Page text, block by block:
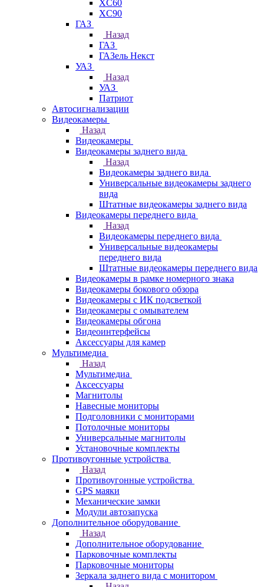
XC60
XC90
ГАЗ
Назад
ГАЗ
ГАЗель Некст
УАЗ
Назад
УАЗ
Патриот
Автосигнализации
Видеокамеры
Назад
Видеокамеры
Видеокамеры заднего вида
Назад
Видеокамеры заднего вида
Универсальные видеокамеры заднего
вида
Штатные видеокамеры заднего вида
Видеокамеры переднего вида
Назад
Видеокамеры переднего вида
Универсальные видеокамеры
переднего вида
Штатные видеокамеры переднего вида
Видеокамеры в рамке номерного знака
Видеокамеры бокового обзора
Видеокамеры с ИК подсветкой
Видеокамеры с омывателем
Видеокамеры обгона
Видеоинтерфейсы
Аксессуары для камер
Мультимедиа
Назад
Мультимедиа
Аксессуары
Магнитолы
Навесные мониторы
Подголовники с мониторами
Потолочные мониторы
Универсальные магнитолы
Установочные комплекты
Противоугонные устройства
Назад
Противоугонные устройства
GPS маяки
Механические замки
Модули автозапуска
Дополнительное оборудование
Назад
Дополнительное оборудование
Парковочные комплекты
Парковочные мониторы
Зеркала заднего вида с монитором